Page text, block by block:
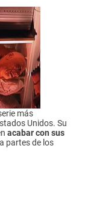
más
Unidos. Su
acabar con sus
partes de los